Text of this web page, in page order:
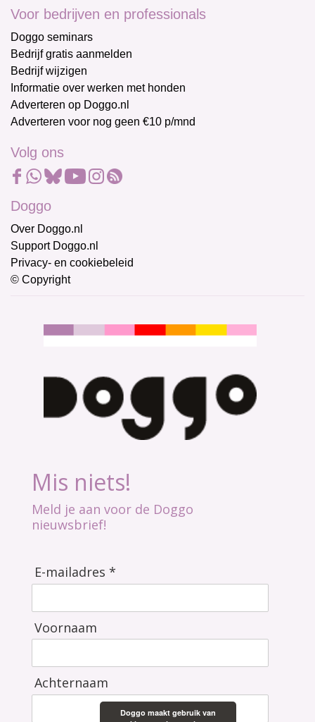
Voor bedrijven en professionals
Doggo seminars
Bedrijf gratis aanmelden
Bedrijf wijzigen
Informatie over werken met honden
Adverteren op Doggo.nl
Adverteren voor nog geen €10 p/mnd
Volg ons
Doggo
Over Doggo.nl
Support Doggo.nl
Privacy- en cookiebeleid
© Copyright
Mis niets!
Meld je aan voor de Doggo
nieuwsbrief!
E-mailadres *
Voornaam
Achternaam
Doggo maakt gebruik van